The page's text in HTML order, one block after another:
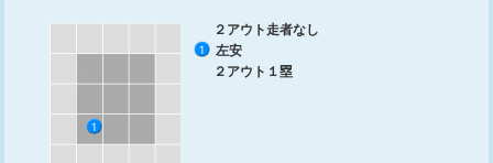
1
２アウト走者なし
1
左安
２アウト１塁